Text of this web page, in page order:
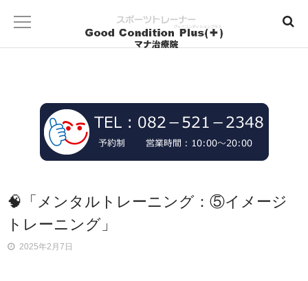
🧠「メンタルトレーニング：⑤イメージ
トレーニング」
2025年2月7日